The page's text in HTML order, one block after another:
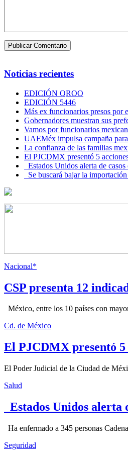
Noticias recientes
EDICIÓN QROO
EDICIÓN 5446
Más ex funcionarios presos por
Gobernadores muestran sus
Vamos por funcionarios
UAEMéx impulsa campaña
La confianza de las familias
El PJCDMX presentó 5
Estados Unidos alerta de
Se buscará bajar la
Nacional*
CSP presenta 12
México, entre los 10 países con
Cd. de México
El PJCDMX presentó
El Poder Judicial de la Ciudad de
Salud
Estados Unidos alerta
Ha enfermado a 345 personas
Seguridad